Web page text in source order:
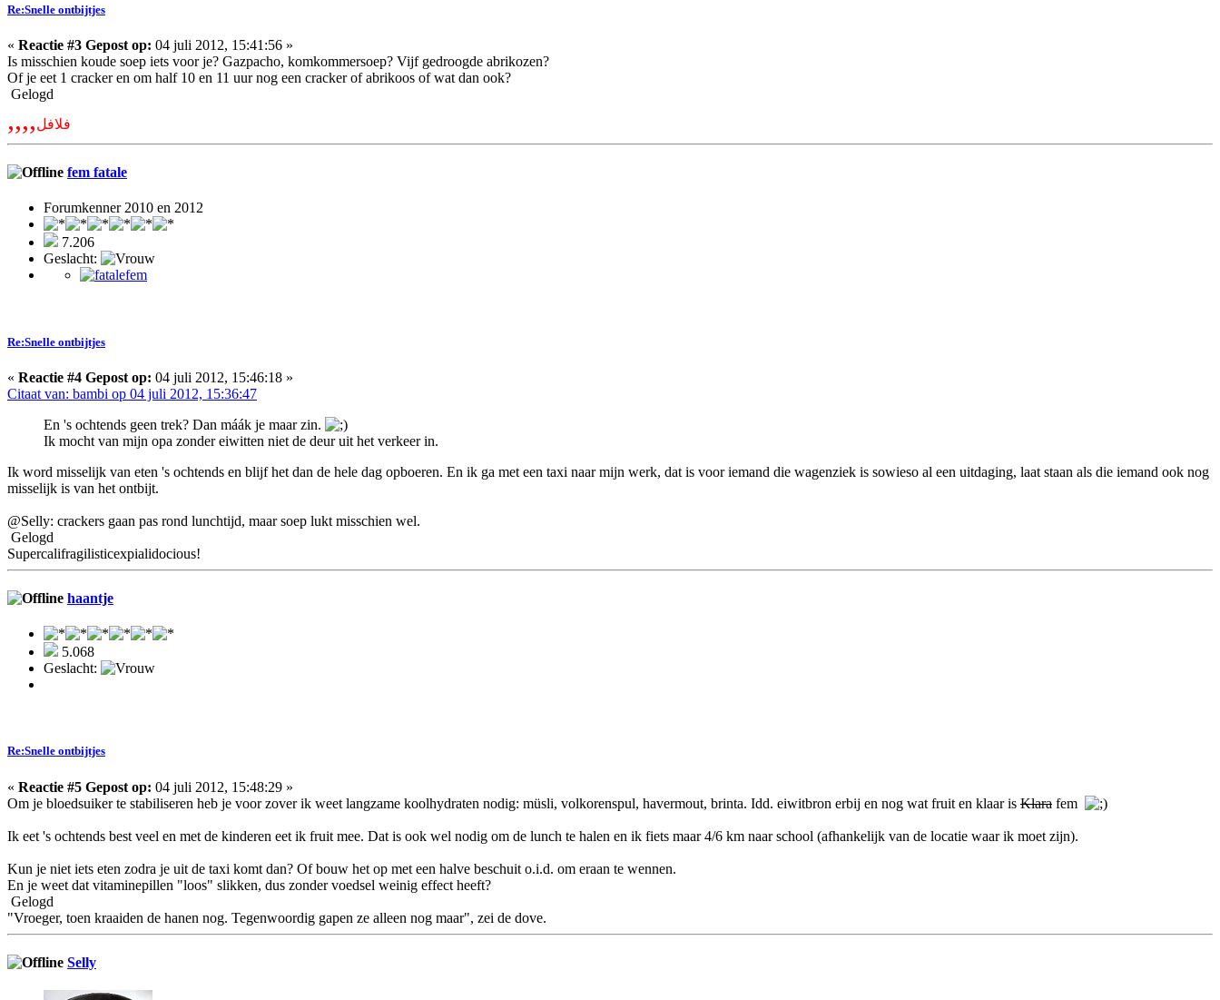
Re:Snelle ontbijtjes
« Reactie #3 Gepost op: 04 juli 2012, 15:41:56 »
Is misschien koude soep iets voor je? Gazpacho, komkommersoep? Vijf gedroogde abrikozen?
Of je eet 1 cracker en om half 10 en 11 uur nog een cracker of abrikoos of wat dan ook?
Gelogd
,,,,فلافل
fem fatale
Forumkenner 2010 en 2012
7.206
Geslacht:
Re:Snelle ontbijtjes
« Reactie #4 Gepost op: 04 juli 2012, 15:46:18 »
Citaat van: bambi op 04 juli 2012, 15:36:47
En 's ochtends geen trek? Dan máák je maar zin.
Ik mocht van mijn opa zonder eiwitten niet de deur uit het verkeer in.
Ik word misselijk van eten 's ochtends en blijf het dan de hele dag opboeren. En ik ga met een taxi naar mijn werk, dat is voor iemand die wagenziek is sowieso al een uitdaging, laat staan als die iemand ook nog
misselijk is van het ontbijt.
@Selly: crackers gaan pas rond lunchtijd, maar soep lukt misschien wel.
Gelogd
Supercalifragilisticexpialidocious!
haantje
5.068
Geslacht:
Re:Snelle ontbijtjes
« Reactie #5 Gepost op: 04 juli 2012, 15:48:29 »
Om je bloedsuiker te stabiliseren heb je voor zover ik weet langzame koolhydraten nodig: müsli, volkorenspul, havermout, brinta. Idd. eiwitbron erbij en nog wat fruit en klaar is Klara fem
Ik eet 's ochtends best veel en met de kinderen eet ik fruit mee. Dat is ook wel nodig om de lunch te halen en ik fiets maar 4/6 km naar school (afhankelijk van de locatie waar ik moet zijn).
Kun je niet iets eten zodra je uit de taxi komt dan? Of bouw het op met een halve beschuit o.i.d. om eraan te wennen.
En je weet dat vitaminepillen "loos" slikken, dus zonder voedsel weinig effect heeft?
Gelogd
"Vroeger, toen kraaiden de hanen nog. Tegenwoordig gapen ze alleen nog maar", zei de dove.
Selly